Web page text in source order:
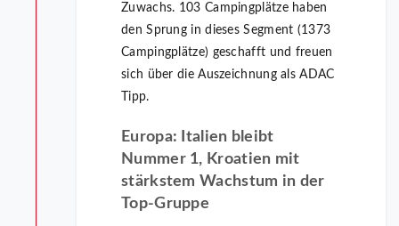
Zuwachs. 103 Campingplätze haben
den Sprung in dieses Segment (1373
Campingplätze) geschafft und freuen
sich über die Auszeichnung als ADAC
Tipp.
Europa: Italien bleibt
Nummer 1, Kroatien mit
stärkstem Wachstum in der
Top-Gruppe